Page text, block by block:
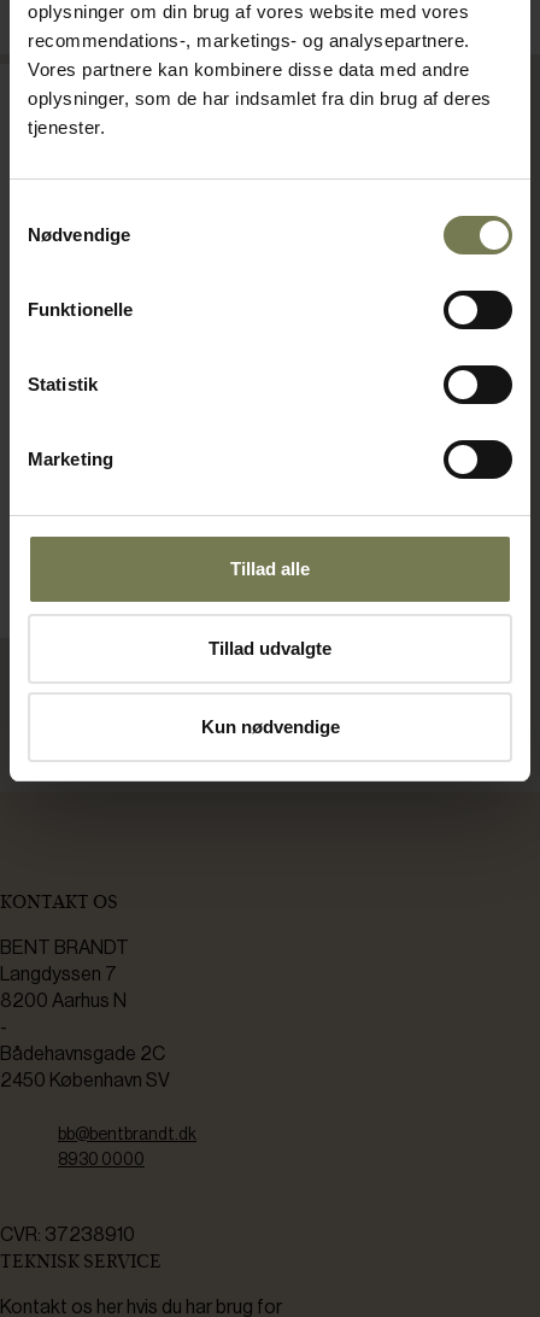
oplysninger om din brug af vores website med vores
recommendations-, marketings- og analysepartnere.
Vores partnere kan kombinere disse data med andre
oplysninger, som de har indsamlet fra din brug af deres
tjenester.
Nødvendige
Funktionelle
Statistik
Marketing
Tillad alle
Tillad udvalgte
Kun nødvendige
Læg i kurv
Bonamat HWA14
KONTAKT OS
BENT BRANDT
Langdyssen 7
8200 Aarhus N
-
Bådehavnsgade 2C
2450 København SV
bb@bentbrandt.dk
8930 0000
CVR: 37238910
TEKNISK SERVICE
Kontakt os her hvis du har brug for